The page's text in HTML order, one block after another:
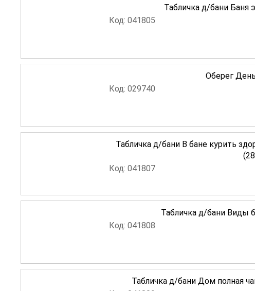
Табличка д/бани Баня
Код: 041805
Оберег
Код: 029740
Табличка д/бани В бане курить
Код: 041807
Табличка д/бани Виды
Код: 041808
Табличка д/бани Дом полная